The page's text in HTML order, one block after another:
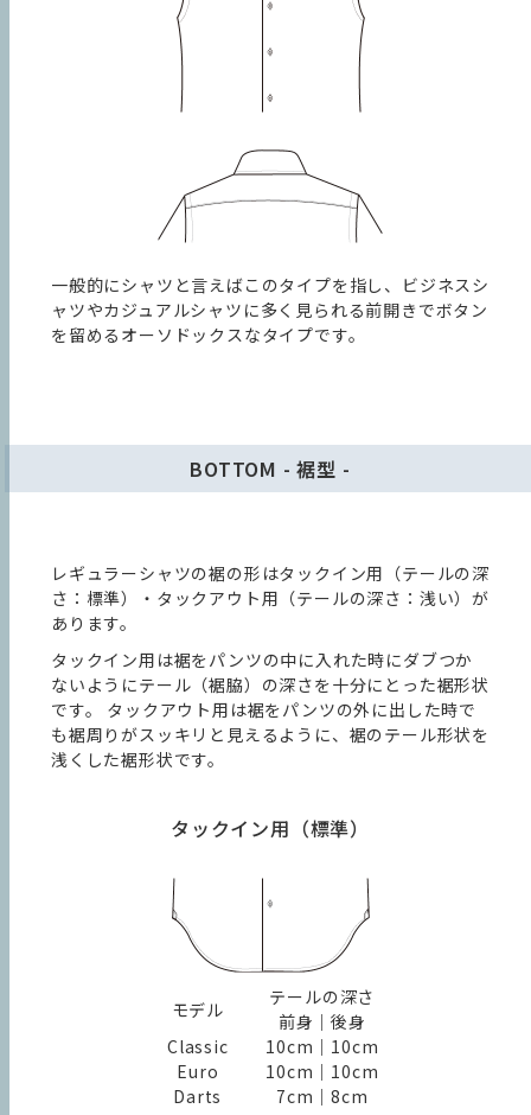
新規会員登録で ポイントをプレゼント
Customize page ｜Easy Order
Made to Measureラインに変更
EO｜コットン100%形態安定 ホワイト
一般的にシャツと言えばこのタイプを指し、ビジネスシ
ャツやカジュアルシャツに多く見られる前開きでボタン
を留めるオーソドックスなタイプです。
BOTTOM - 裾型 -
レギュラーシャツの裾の形はタックイン用（テールの深
さ：標準）・タックアウト用（テールの深さ：浅い）が
あります。
タックイン用は裾をパンツの中に入れた時にダブつか
ないようにテール（裾脇）の深さを十分にとった裾形状
です。 タックアウト用は裾をパンツの外に出した時で
も裾周りがスッキリと見えるように、裾のテール形状を
浅くした裾形状です。
タックイン用（標準）
モデル
テールの深さ
前身｜後身
Classic
10cm｜10cm
Euro
10cm｜10cm
Darts
7cm｜8cm